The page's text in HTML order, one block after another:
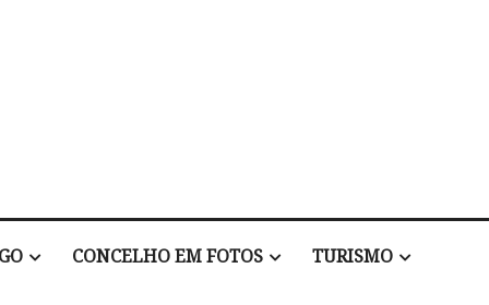
CONCELHO EM FOTOS TURISMO